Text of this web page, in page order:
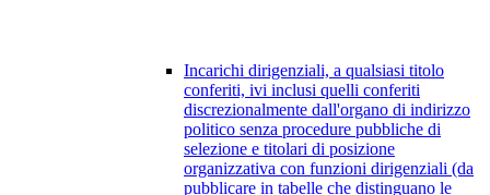
Incarichi dirigenziali, a qualsiasi titolo
conferiti, ivi inclusi quelli conferiti
discrezionalmente dall'organo di indirizzo
politico senza procedure pubbliche di
selezione e titolari di posizione
organizzativa con funzioni dirigenziali (da
pubblicare in tabelle che distinguano le